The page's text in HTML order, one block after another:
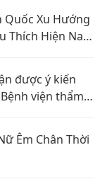
Quốc Xu Hướng
Thích Hiện Nay
được ý kiến
viện thẩm
Êm Chân Thời